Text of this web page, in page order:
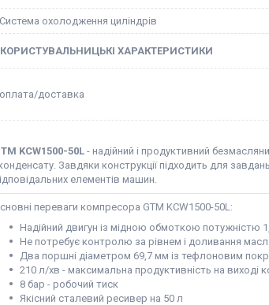
Система охолодження циліндрів
КОРИСТУВАЛЬНИЦЬКІ ХАРАКТЕРИСТИКИ
оплата/доставка
KCW1500-50L - надійний і продуктивний
Завдяки конструкції підходить для
елементів машин.
переваги компресора GTM KCW1500-50L:
Надійний двигун із мідною обмоткою потужністю
Не потребує контролю за рівнем і доливання
Два поршні діаметром 69,7 мм із тефлоновим
210 л/хв - максимальна продуктивність на виході
8 бар - робочий тиск
Якісний сталевий ресивер на 50 л